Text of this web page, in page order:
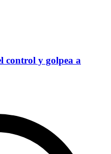
control y golpea a